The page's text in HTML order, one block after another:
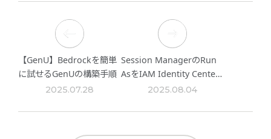
【GenU】Bedrockを簡単
に試せるGenUの構築手順
2025.07.28
Session ManagerのRun
AsをIAM Identity Center
環境で利用する
2025.08.04